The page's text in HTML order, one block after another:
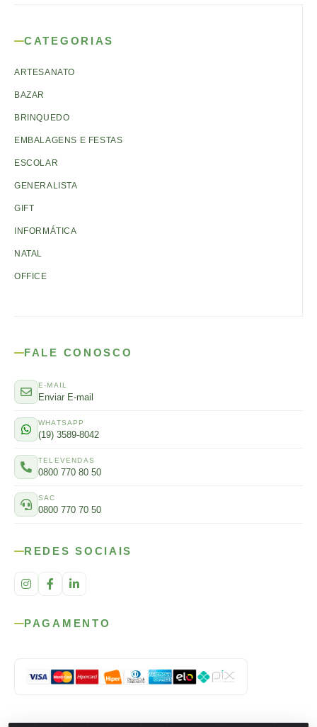
CATEGORIAS
ARTESANATO
BAZAR
BRINQUEDO
EMBALAGENS E FESTAS
ESCOLAR
GENERALISTA
GIFT
INFORMÁTICA
NATAL
OFFICE
FALE CONOSCO
E-MAIL
Enviar E-mail
WHATSAPP
(19) 3589-8042
TELEVENDAS
0800 770 80 50
SAC
0800 770 70 50
REDES SOCIAIS
PAGAMENTO